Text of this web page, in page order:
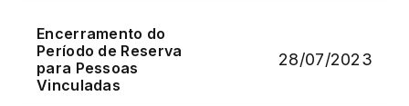
Encerramento do
Período de Reserva
para Pessoas
Vinculadas
28/07/2023